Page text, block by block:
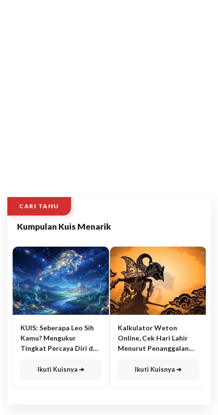
CARI TAHU
Kumpulan Kuis Menarik
KUIS: Seberapa Leo Sih
Kamu? Mengukur
Tingkat Percaya Diri dan
Ikuti Kuisnya ➔
Kalkulator Weton
Online, Cek Hari Lahir
Menurut Penanggalan
Ikuti Kuisnya ➔